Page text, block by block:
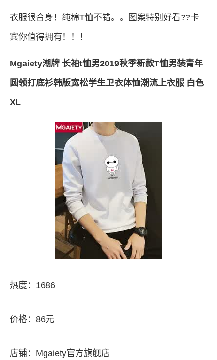
衣服很合身！纯棉T恤不错。。图案特别好看??卡
宾你值得拥有！！！
Mgaiety潮牌 长袖t恤男2019秋季新款T恤男装青年
圆领打底衫韩版宽松学生卫衣体恤潮流上衣服 白色
XL
热度：1686
价格：86元
店铺：Mgaiety官方旗舰店